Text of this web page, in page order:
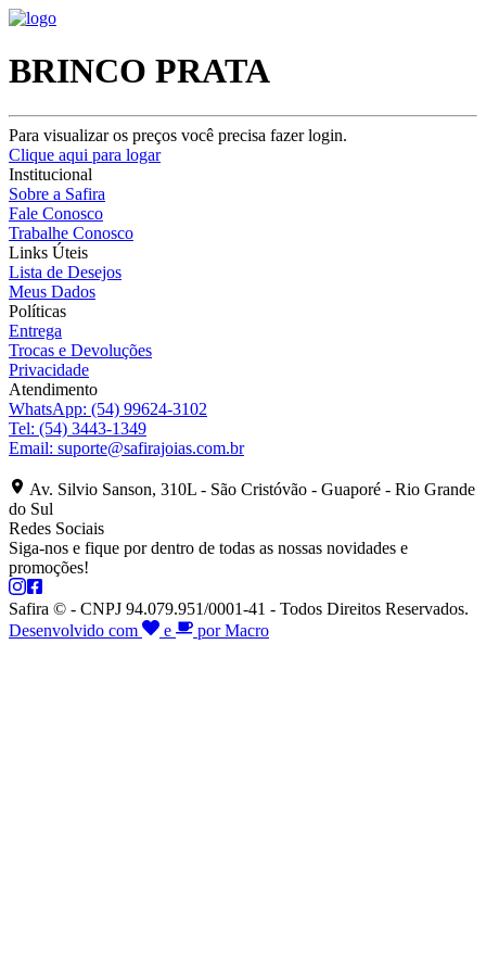
BRINCO PRATA
Para visualizar os preços você precisa fazer login.
Clique aqui para logar
Institucional
Sobre a Safira
Fale Conosco
Trabalhe Conosco
Links Úteis
Lista de Desejos
Meus Dados
Políticas
Entrega
Trocas e Devoluções
Privacidade
Atendimento
WhatsApp: (54) 99624-3102
Tel: (54) 3443-1349
Email: suporte@safirajoias.com.br
Av. Silvio Sanson, 310L - São Cristóvão - Guaporé - Rio Grande
do Sul
Redes Sociais
Siga-nos e fique por dentro de todas as nossas novidades e
promoções!
Safira © - CNPJ 94.079.951/0001-41 - Todos Direitos Reservados.
Desenvolvido com
e por Macro